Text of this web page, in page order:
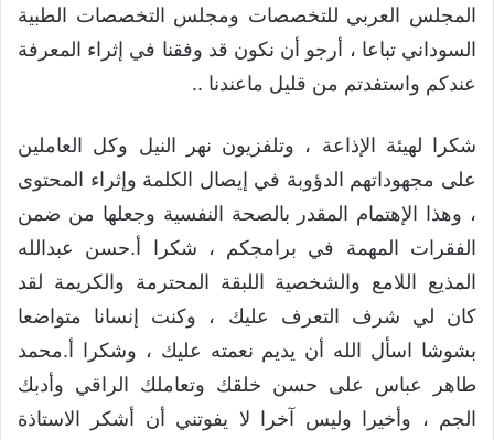
المجلس العربي للتخصصات ومجلس التخصصات الطبية
السوداني تباعا ، أرجو أن نكون قد وفقنا في إثراء المعرفة
عندكم واستفدتم من قليل ماعندنا ..
شكرا لهيئة الإذاعة ، وتلفزيون نهر النيل وكل العاملين
على مجهوداتهم الدؤوبة في إيصال الكلمة وإثراء المحتوى
، وهذا الإهتمام المقدر بالصحة النفسية وجعلها من ضمن
الفقرات المهمة في برامجكم ، شكرا أ.حسن عبدالله
المذيع اللامع والشخصية اللبقة المحترمة والكريمة لقد
كان لي شرف التعرف عليك ، وكنت إنسانا متواضعا
بشوشا اسأل الله أن يديم نعمته عليك ، وشكرا أ.محمد
طاهر عباس على حسن خلقك وتعاملك الراقي وأدبك
الجم ، وأخيرا وليس آخرا لا يفوتني أن أشكر الاستاذة